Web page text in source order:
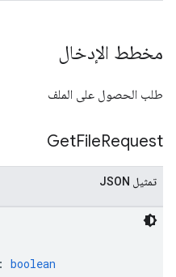
مخطط الإدخال
طلب الحصول على الملف
GetFileRequest
تمثيل JSON
: boolean